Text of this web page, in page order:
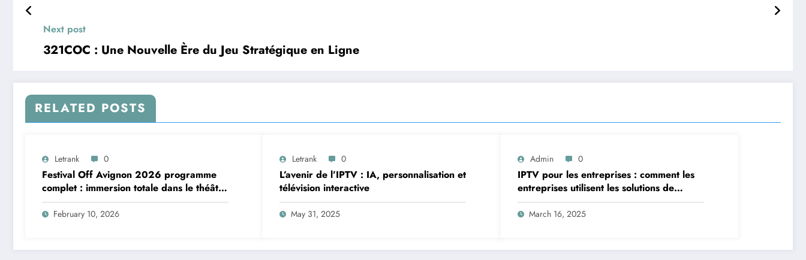
Next post
321COC : Une Nouvelle Ère du Jeu Stratégique en Ligne
RELATED POSTS
Letrank 0
Festival Off Avignon 2026 programme
complet : immersion totale dans le théâtre
vivant
February 10, 2026
Letrank 0
L’avenir de l’IPTV : IA, personnalisation et
télévision interactive
May 31, 2025
Admin 0
IPTV pour les entreprises : comment les
entreprises utilisent les solutions de
streaming
March 16, 2025